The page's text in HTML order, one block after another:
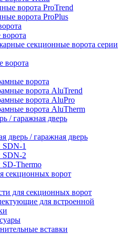
ворота ProTrend
ворота ProPlus
секционные ворота серии
ворота
ворота
ворота AluTrend
ворота AluPro
ворота AluTherm
/ гаражная дверь
дверь / гаражная дверь
SDN-1
SDN-2
SD-Thermo
секционных ворот
для секционных ворот
для встроенной
вставки